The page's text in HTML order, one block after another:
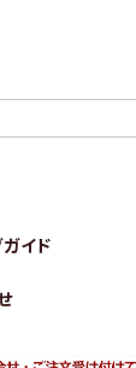
イド